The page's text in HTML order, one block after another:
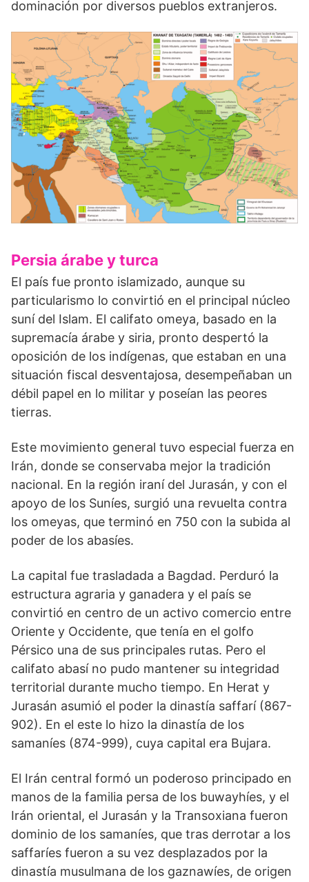
dominación por diversos pueblos extranjeros.
Persia árabe y turca
El país fue pronto islamizado, aunque su
particularismo lo convirtió en el principal núcleo
suní del Islam. El califato omeya, basado en la
supremacía árabe y siria, pronto despertó la
oposición de los indígenas, que estaban en una
situación fiscal desventajosa, desempeñaban un
débil papel en lo militar y poseían las peores
tierras.
Este movimiento general tuvo especial fuerza en
Irán, donde se conservaba mejor la tradición
nacional. En la región iraní del Jurasán, y con el
apoyo de los Suníes, surgió una revuelta contra
los omeyas, que terminó en 750 con la subida al
poder de los abasíes.
La capital fue trasladada a Bagdad. Perduró la
estructura agraria y ganadera y el país se
convirtió en centro de un activo comercio entre
Oriente y Occidente, que tenía en el golfo
Pérsico una de sus principales rutas. Pero el
califato abasí no pudo mantener su integridad
territorial durante mucho tiempo. En Herat y
Jurasán asumió el poder la dinastía saffarí (867-
902). En el este lo hizo la dinastía de los
samaníes (874-999), cuya capital era Bujara.
El Irán central formó un poderoso principado en
manos de la familia persa de los buwayhíes, y el
Irán oriental, el Jurasán y la Transoxiana fueron
dominio de los samaníes, que tras derrotar a los
saffaríes fueron a su vez desplazados por la
dinastía musulmana de los gaznawíes, de origen